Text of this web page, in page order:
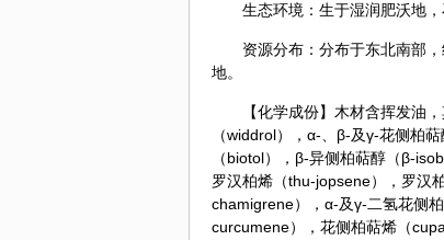
生态环境：生于湿润肥沃地，
资源分布：分布于东北南部
地。
【化学成份】木材含挥发油
（widdrol），α-、β-及γ-花侧柏
（biotol），β-异侧柏萜醇（β-
罗汉柏烯（thu-jopsene），罗汉
chamigrene），α-及γ-二氢花侧
curcumene），花侧柏萜烯（